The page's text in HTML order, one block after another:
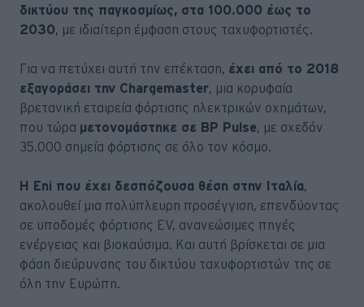
δικτύου της παγκοσμίως, στα 100.000 έως το
2030, με ιδιαίτερη έμφαση στους ταχυφορτιστές.
Για να πετύχει αυτή την επέκταση, έχει από το 2018
εξαγοράσει την Chargemaster, μια κορυφαία
βρετανική εταιρεία φόρτισης ηλεκτρικών οχημάτων,
που τώρα μετονομάστηκε σε BP Pulse, με σχεδόν
35.000 σημεία φόρτισης σε όλο τον κόσμο.
Η Eni που έχει δεσπόζουσα θέση στην Ιταλία,
ακολουθεί μια πολύπλευρη προσέγγιση, επενδύοντας
σε υποδομές φόρτισης EV, ανανεώσιμες πηγές
ενέργειας και βιοκαύσιμα. Και αυτή βρίσκεται σε μια
φάση διεύρυνσης του δικτύου ταχυφορτιστών της σε
όλη την Ευρώπη.